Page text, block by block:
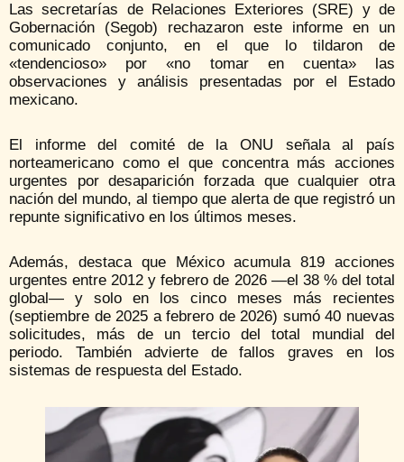
Las secretarías de Relaciones Exteriores (SRE) y de
Gobernación (Segob) rechazaron este informe en un
comunicado conjunto, en el que lo tildaron de
«tendencioso» por «no tomar en cuenta» las
observaciones y análisis presentadas por el Estado
mexicano.
El informe del comité de la ONU señala al país
norteamericano como el que concentra más acciones
urgentes por desaparición forzada que cualquier otra
nación del mundo, al tiempo que alerta de que registró un
repunte significativo en los últimos meses.
Además, destaca que México acumula 819 acciones
urgentes entre 2012 y febrero de 2026 —el 38 % del total
global— y solo en los cinco meses más recientes
(septiembre de 2025 a febrero de 2026) sumó 40 nuevas
solicitudes, más de un tercio del total mundial del
periodo. También advierte de fallos graves en los
sistemas de respuesta del Estado.